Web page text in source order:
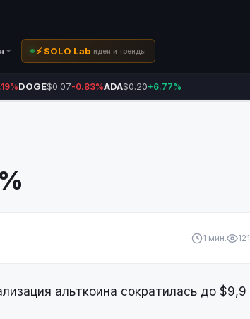
⚡ SOLO Lab идеи и тренды
DOGE$0.07-0.83%ADA$0.20+6.77%
1 мин. 121
альткоина сократилась до $9,9